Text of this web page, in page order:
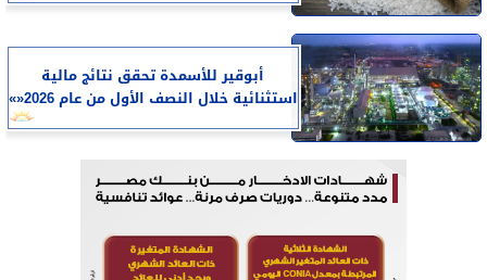
أبوقير للأسمدة تحقق نتائج مالية
استثنائية خلال النصف الأول من عام 2026«»